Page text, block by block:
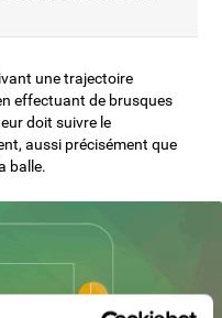
une trajectoire
effectuant de brusques
doit suivre le
aussi précisément que
balle.